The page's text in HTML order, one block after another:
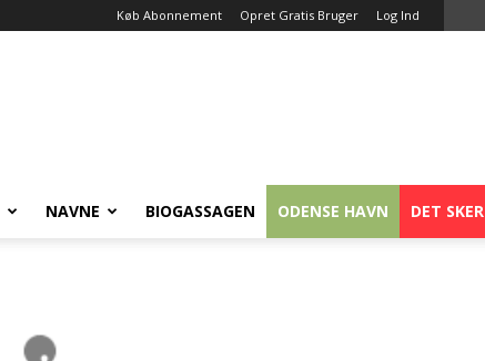
Køb Abonnement Opret Gratis Bruger Log Ind
NAVNE BIOGASSAGEN ODENSE HAVN DET SKER